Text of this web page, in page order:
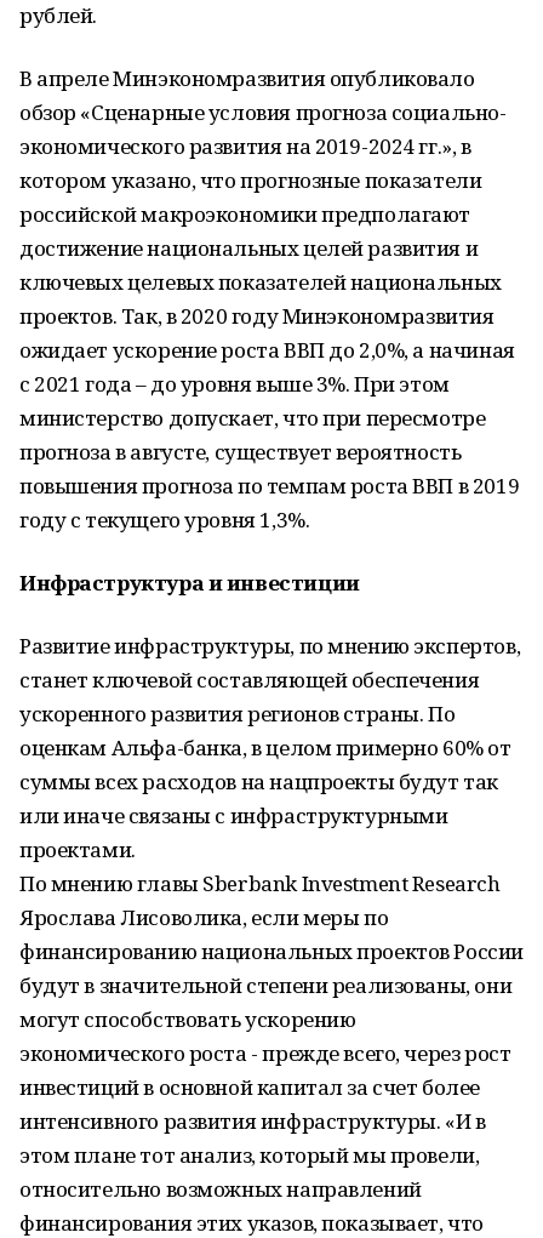
рублей.
В апреле Минэкономразвития опубликовало
обзор «Сценарные условия прогноза социально-
экономического развития на 2019-2024 гг.», в
котором указано, что прогнозные показатели
российской макроэкономики предполагают
достижение национальных целей развития и
ключевых целевых показателей национальных
проектов. Так, в 2020 году Минэкономразвития
ожидает ускорение роста ВВП до 2,0%, а начиная
с 2021 года – до уровня выше 3%. При этом
министерство допускает, что при пересмотре
прогноза в августе, существует вероятность
повышения прогноза по темпам роста ВВП в 2019
году с текущего уровня 1,3%.
Инфраструктура и инвестиции
Развитие инфраструктуры, по мнению экспертов,
станет ключевой составляющей обеспечения
ускоренного развития регионов страны. По
оценкам Альфа-банка, в целом примерно 60% от
суммы всех расходов на нацпроекты будут так
или иначе связаны с инфраструктурными
проектами.
По мнению главы Sberbank Investment Research
Ярослава Лисоволика, если меры по
финансированию национальных проектов России
будут в значительной степени реализованы, они
могут способствовать ускорению
экономического роста - прежде всего, через рост
инвестиций в основной капитал за счет более
интенсивного развития инфраструктуры. «И в
этом плане тот анализ, который мы провели,
относительно возможных направлений
финансирования этих указов, показывает, что